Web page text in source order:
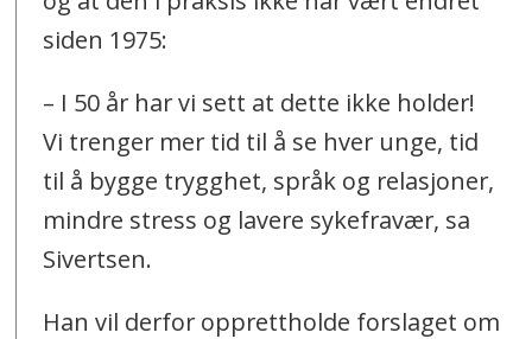
siden 1975:
– I 50 år har vi sett at dette ikke holder!
Vi trenger mer tid til å se hver unge, tid
til å bygge trygghet, språk og relasjoner,
mindre stress og lavere sykefravær, sa
Sivertsen.
Han vil derfor opprettholde forslaget om